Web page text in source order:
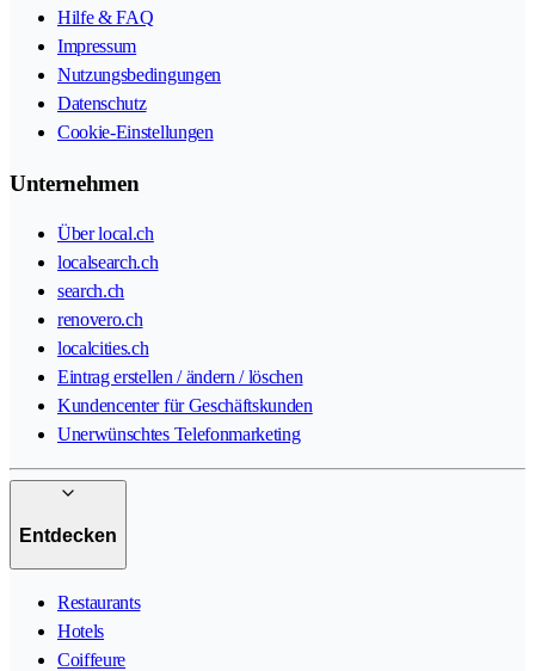
Hilfe & FAQ
Impressum
Nutzungsbedingungen
Datenschutz
Cookie-Einstellungen
Unternehmen
Über local.ch
localsearch.ch
search.ch
renovero.ch
localcities.ch
Eintrag erstellen / ändern / löschen
Kundencenter für Geschäftskunden
Unerwünschtes Telefonmarketing
Entdecken
Restaurants
Hotels
Coiffeure